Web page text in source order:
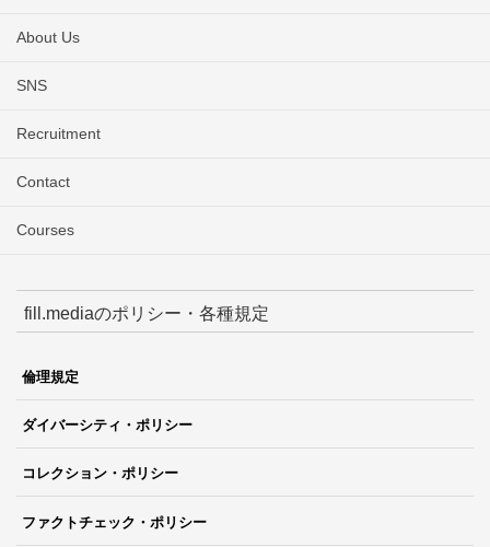
About Us
SNS
Recruitment
Contact
Courses
fill.mediaのポリシー・各種規定
倫理規定
ダイバーシティ・ポリシー
コレクション・ポリシー
ファクトチェック・ポリシー